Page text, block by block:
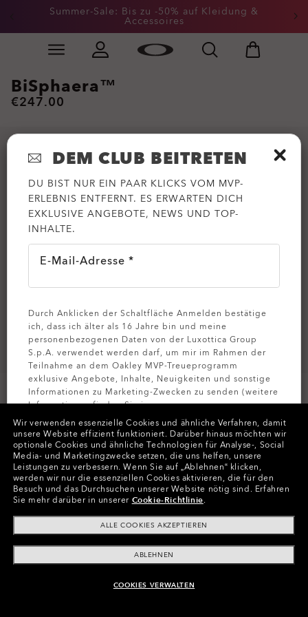
Skip to
Summer-Sale: Bis zu -50% auf Kleidung &
Accessoires
Slide 2 of 3. Summer-Sale: Bis zu -50% auf Kleidung &
ZUM WARENKORB HINZUFÜGEN
BiSphaera™
€247.00
Farben (10) GläserPrizm Sapphire Polarized,
GestellMatte Grey Camo
Größe:Eine Größe für alle
PassformNormale - Mit Hohem Steg
Größenanleitung ansehen
Jetzt Personalisieren
Wir verwenden essenzielle Cookies und ähnliche Verfahren, damit
unsere Website effizient funktioniert. Darüber hinaus möchten wir
optionale Cookies und ähnliche Technologien für Analyse-, Social
Media- und Marketingzwecke setzen, die uns helfen, unsere
Leistungen zu verbessern. Wenn Sie auf „Ablehnen“ klicken,
werden wir nur die essenziellen Cookies aktivieren, die für den
Besuch und das Durchsuchen unserer Website nötig sind. Erfahren
Sie mehr darüber in unserer Cookie-Richtlinie.
ALLE COOKIES AKZEPTIEREN
ABLEHNEN
COOKIES VERWALTEN
DEM CLUB BEITRETEN
DU BIST NUR EIN PAAR KLICKS VOM MVP-
ERLEBNIS ENTFERNT. ES ERWARTEN DICH
EXKLUSIVE ANGEBOTE, NEWS UND TOP-
INHALTE.
E-Mail-Adresse *
Durch Anklicken der Schaltfläche Anmelden bestätige
ich, dass ich älter als 16 Jahre bin und meine
personenbezogenen Daten von der Luxottica Group
S.p.A. verwendet werden darf, um mir im Rahmen der
Teilnahme an dem Oakley MVP-Treueprogramm
exklusive Angebote, Inhalte, Neuigkeiten und sonstige
Informationen zu Marketing-Zwecken zu senden (weitere
Informationen finden Sie in unserer
Datenschutzbestimmungen ).
MELDEN SIE